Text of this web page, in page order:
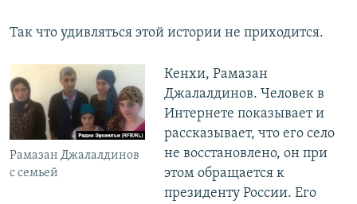
Так что удивляться этой истории не приходится.
Рамазан Джалалдинов
с семьей
Кенхи, Рамазан
Джалалдинов. Человек в
Интернете показывает и
рассказывает, что его село
не восстановлено, он при
этом обращается к
президенту России. Его